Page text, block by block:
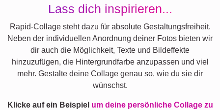
Lass dich inspirieren...
Rapid-Collage steht dazu für absolute Gestaltungsfreiheit.
Neben der individuellen Anordnung deiner Fotos bieten wir
dir auch die Möglichkeit, Texte und Bildeffekte
hinzuzufügen, die Hintergrundfarbe anzupassen und viel
mehr. Gestalte deine Collage genau so, wie du sie dir
wünschst.
Klicke auf ein Beispiel um deine persönliche Collage zu